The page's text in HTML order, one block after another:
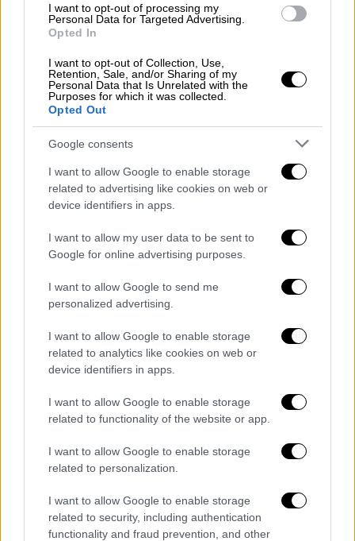
I want to opt-out of processing my
Personal Data for Targeted Advertising.
Opted In
I want to opt-out of Collection, Use,
Retention, Sale, and/or Sharing of my
Personal Data that Is Unrelated with the
Purposes for which it was collected.
Opted Out
Google consents
I want to allow Google to enable storage
related to advertising like cookies on web or
device identifiers in apps.
I want to allow my user data to be sent to
Google for online advertising purposes.
I want to allow Google to send me
personalized advertising.
I want to allow Google to enable storage
related to analytics like cookies on web or
device identifiers in apps.
I want to allow Google to enable storage
related to functionality of the website or app.
I want to allow Google to enable storage
related to personalization.
I want to allow Google to enable storage
related to security, including authentication
functionality and fraud prevention, and other
μια πολύ καλύτερη εικόνα, υποδεχόμενος
στο ΟΑΚΑ την Βικτόρια Πλζεν
είχε αντιμετωπίσει και στη League Phase (0-
0). Οι πράσινοι ψάχνουν πατήματα και έχουν
μπροστά τους μια πολύ καλή ευκαιρία να
αποκτήσουν ψυχολογία και ένα καλό σκορ
για τον επαναληπτικό.
Οι ώρες και τα κανάλια
19.45: ΠΑΟΚ - Θέλτα / Cosmote Sports 3HD
22.00: Παναθηναϊκός - Βικτόρια Πλζεν /
Cosmote Sports 4HD
διαγράφονται
καταχώρηση